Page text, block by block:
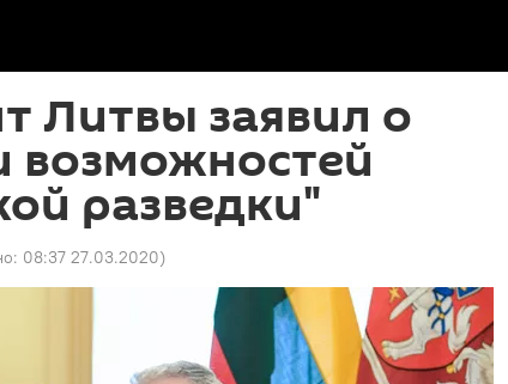
Литвы заявил о
возможностей
разведки"
08:37 27.03.2020)